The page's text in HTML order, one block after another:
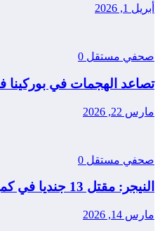
أبريل 1, 2026
صحفي مستقل 0
تصاعد الهجمات في بوركينا فاسو: مقتل 5 جنود
مارس 22, 2026
صحفي مستقل 0
النيجر: مقتل 13 جنديا في كمين لتنظيم الدولة الإسلامية قرب مدينة طاوا
مارس 14, 2026